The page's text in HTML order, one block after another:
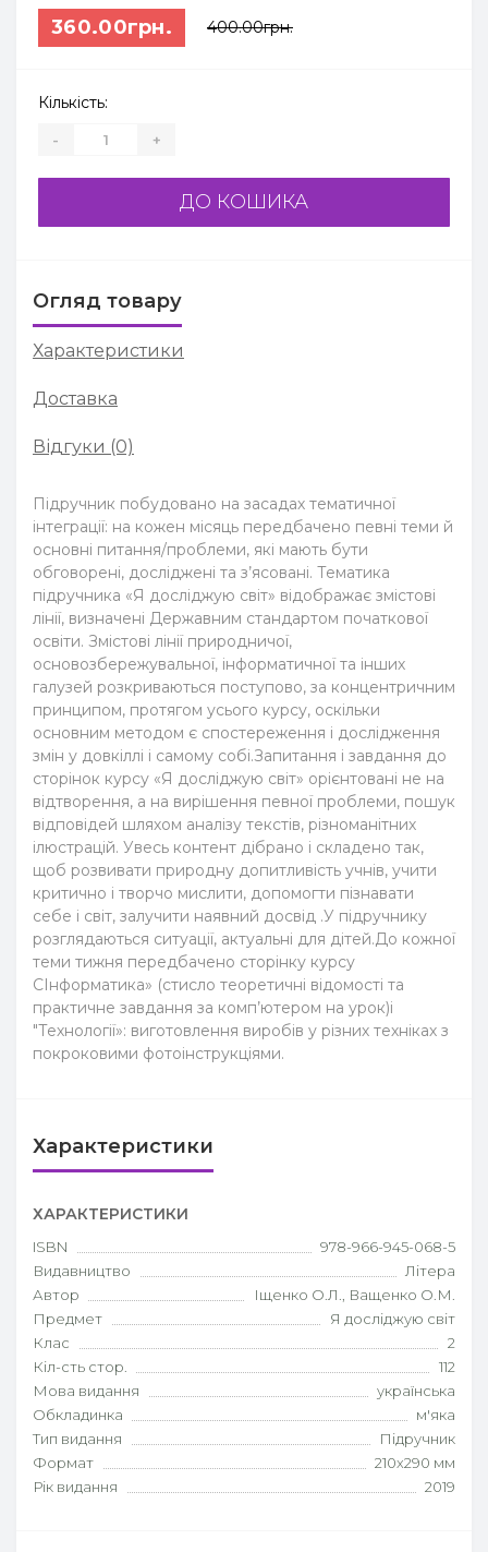
360.00грн. 400.00грн.
Кількість:
- +
ДО КОШИКА
Огляд товару
Характеристики
Доставка
Відгуки (0)
Підручник побудовано на засадах тематичної
інтеграції: на кожен місяць передбачено певні теми й
основні питання/проблеми, які мають бути
обговорені, досліджені та з’ясовані. Тематика
підручника «Я досліджую світ» відображає змістові
лінії, визначені Державним стандартом початкової
освіти. Змістові лінії природничої,
основозбережувальної, інформатичної та інших
галузей розкриваються поступово, за концентричним
принципом, протягом усього курсу, оскільки
основним методом є спостереження і дослідження
змін у довкіллі і самому собі.Запитання і завдання до
сторінок курсу «Я досліджую світ» орієнтовані не на
відтворення, а на вирішення певної проблеми, пошук
відповідей шляхом аналізу текстів, різноманітних
ілюстрацій. Увесь контент дібрано і складено так,
щоб розвивати природну допитливість учнів, учити
критично і творчо мислити, допомогти пізнавати
себе і світ, залучити наявний досвід .У підручнику
розглядаються ситуації, актуальні для дітей.До кожної
теми тижня передбачено сторінку курсу
СІнформатика» (стисло теоретичні відомості та
практичне завдання за комп’ютером на урок)і
"Технології»: виготовлення виробів у різних техніках з
покроковими фотоінструкціями.
Характеристики
ХАРАКТЕРИСТИКИ
ISBN
978-966-945-068-5
Видавництво
Літера
Автор
Іщенко О.Л., Ващенко О.М.
Предмет
Я досліджую світ
Клас
2
Кіл-сть стор.
112
Мова видання
українська
Обкладинка
м'яка
Тип видання
Підручник
Формат
210х290 мм
Рік видання
2019